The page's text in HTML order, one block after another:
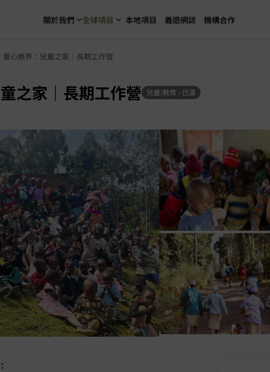
關於我們 全球項目 本地項目 義遊網誌 機構合作
童心無界：兒童之家｜長期工作營
之家｜長期工作營 兒童/教育 - 已滿